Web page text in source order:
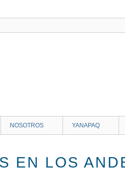
NOSOTROS YANAPAQ
EN LOS